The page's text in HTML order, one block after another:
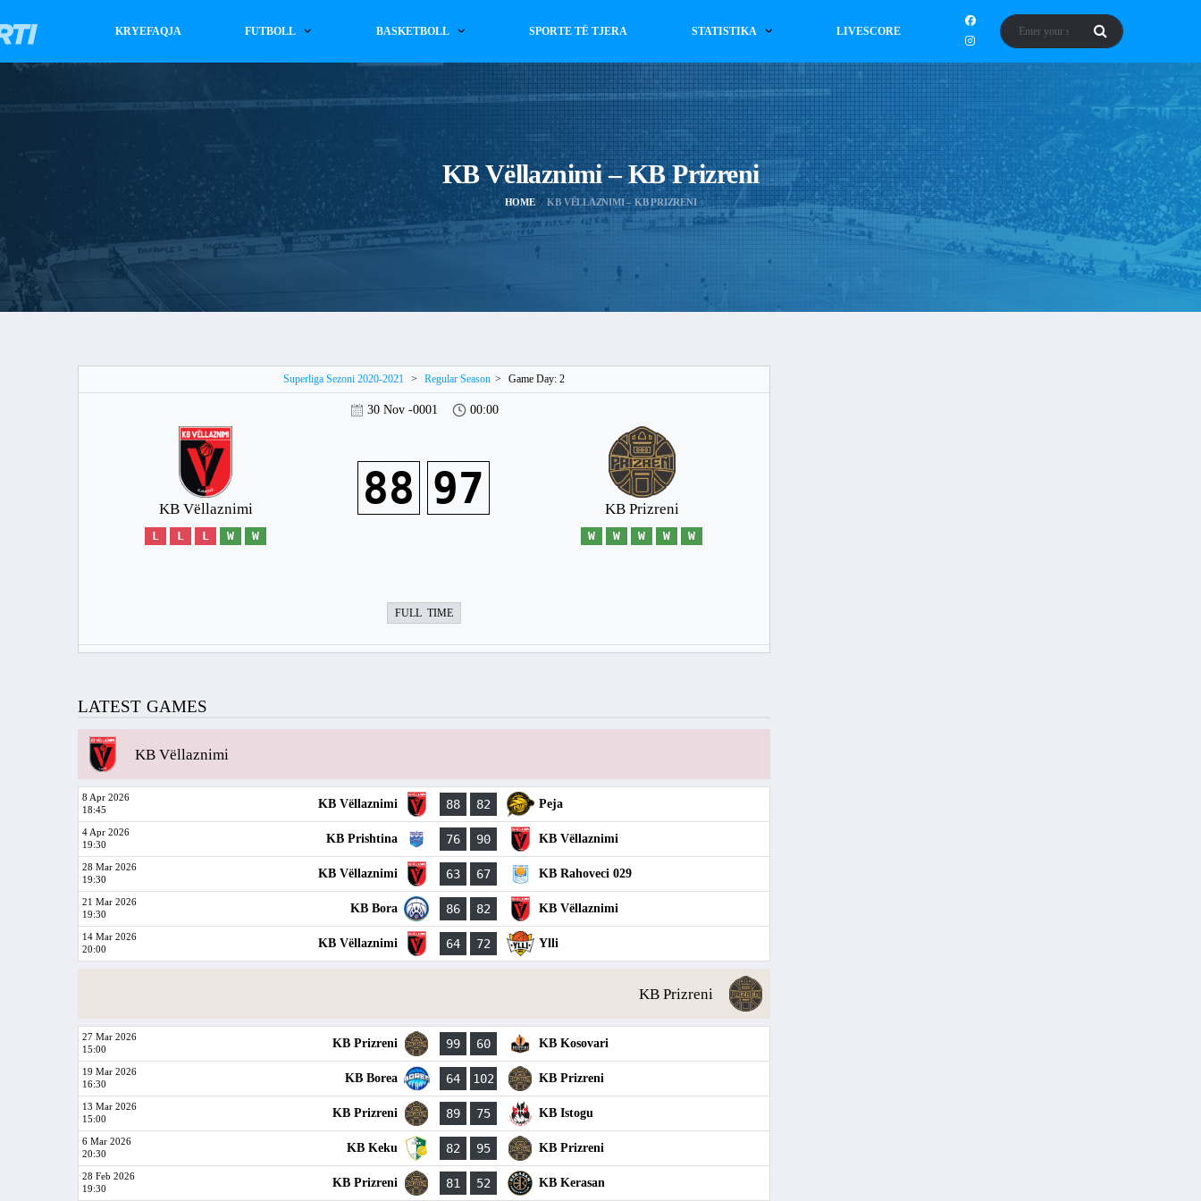
KRYEFAQJA FUTBOLL BASKETBOLL SPORTE TË TJERA STATISTIKA LIVESCORE
KB Vëllaznimi – KB Prizreni
HOME KB VËLLAZNIMI – KB PRIZRENI
Superliga Sezoni 2020-2021 > Regular Season > Game Day: 2
30 Nov -0001 00:00
KB Vëllaznimi
L L L W W
88 97 KB Prizreni
W W W W W
FULL TIME
LATEST GAMES
KB Vëllaznimi
8 Apr 2026
18:45
KB Vëllaznimi 88 82 Peja
4 Apr 2026
19:30
KB Prishtina 76 90 KB Vëllaznimi
28 Mar 2026
19:30
KB Vëllaznimi 63 67 KB Rahoveci 029
21 Mar 2026
19:30
KB Bora 86 82 KB Vëllaznimi
14 Mar 2026
20:00
KB Vëllaznimi 64 72 Ylli
KB Prizreni
27 Mar 2026
15:00
KB Prizreni 99 60 KB Kosovari
19 Mar 2026
16:30
KB Borea 64 102 KB Prizreni
13 Mar 2026
15:00
KB Prizreni 89 75 KB Istogu
6 Mar 2026
20:30
KB Keku 82 95 KB Prizreni
28 Feb 2026
19:30
KB Prizreni 81 52 KB Kerasan